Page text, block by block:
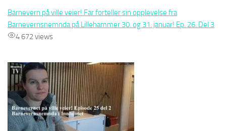
Barnevern på ville veier! Far forteller sin opplevelse fra
Barnevernsnemnda på Lillehammer 30. og 31. januar! Ep. 26. Del 3
4 672 views